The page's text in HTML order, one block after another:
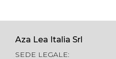
Aza Lea Italia Srl
SEDE LEGALE: